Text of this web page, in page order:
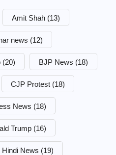
Amit Shah (13)
news (12)
(20) BJP News (18)
CJP Protest (18)
News (18)
Trump (16)
Hindi News (19)